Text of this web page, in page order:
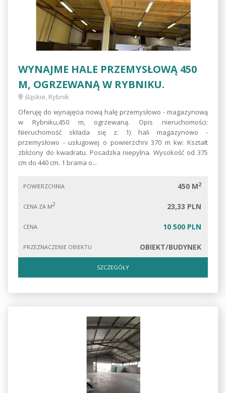
WYNAJME HALE PRZEMYSŁOWĄ 450
M, OGRZEWANĄ W RYBNIKU.
śląskie, Rybnik
Oferuję do wynajęcia nową halę przemysłowo - magazynową
w Rybniku,450 m, ogrzewaną. Opis nieruchomości:
Nieruchomość składa się z: 1) hali magazynowo -
przemysłowo - usługowej o powierzchni 370 m kw: Kształt
zbliżony do kwadratu. Posadzka niepylna. Wysokość od 375
cm do 440 cm. 1 brama o...
POWIERZCHNIA 450 M2
CENA ZA M2 23,33 PLN
CENA 10 500 PLN
PRZEZNACZENIE OBIEKTU OBIEKT/BUDYNEK
SZCZEGÓŁY